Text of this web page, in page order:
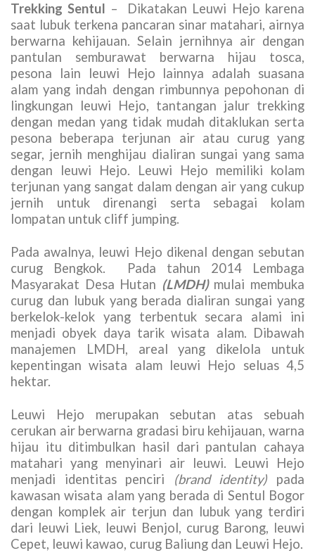
Trekking Sentul – Dikatakan Leuwi Hejo karena
saat lubuk terkena pancaran sinar matahari, airnya
berwarna kehijauan. Selain jernihnya air dengan
pantulan semburawat berwarna hijau tosca,
pesona lain leuwi Hejo lainnya adalah suasana
alam yang indah dengan rimbunnya pepohonan di
lingkungan leuwi Hejo, tantangan jalur trekking
dengan medan yang tidak mudah ditaklukan serta
pesona beberapa terjunan air atau curug yang
segar, jernih menghijau dialiran sungai yang sama
dengan leuwi Hejo. Leuwi Hejo memiliki kolam
terjunan yang sangat dalam dengan air yang cukup
jernih untuk direnangi serta sebagai kolam
lompatan untuk cliff jumping.
Pada awalnya, leuwi Hejo dikenal dengan sebutan
curug Bengkok. Pada tahun 2014 Lembaga
Masyarakat Desa Hutan (LMDH)mulai membuka
curug dan lubuk yang berada dialiran sungai yang
berkelok-kelok yang terbentuk secara alami ini
menjadi obyek daya tarik wisata alam. Dibawah
manajemen LMDH, areal yang dikelola untuk
kepentingan wisata alam leuwi Hejo seluas 4,5
hektar.
Leuwi Hejo merupakan sebutan atas sebuah
cerukan air berwarna gradasi biru kehijauan, warna
hijau itu ditimbulkan hasil dari pantulan cahaya
matahari yang menyinari air leuwi. Leuwi Hejo
menjadi identitas penciri (brand identity) pada
kawasan wisata alam yang berada di Sentul Bogor
dengan komplek air terjun dan lubuk yang terdiri
dari leuwi Liek, leuwi Benjol, curug Barong, leuwi
Cepet, leuwi kawao, curug Baliung dan Leuwi Hejo.